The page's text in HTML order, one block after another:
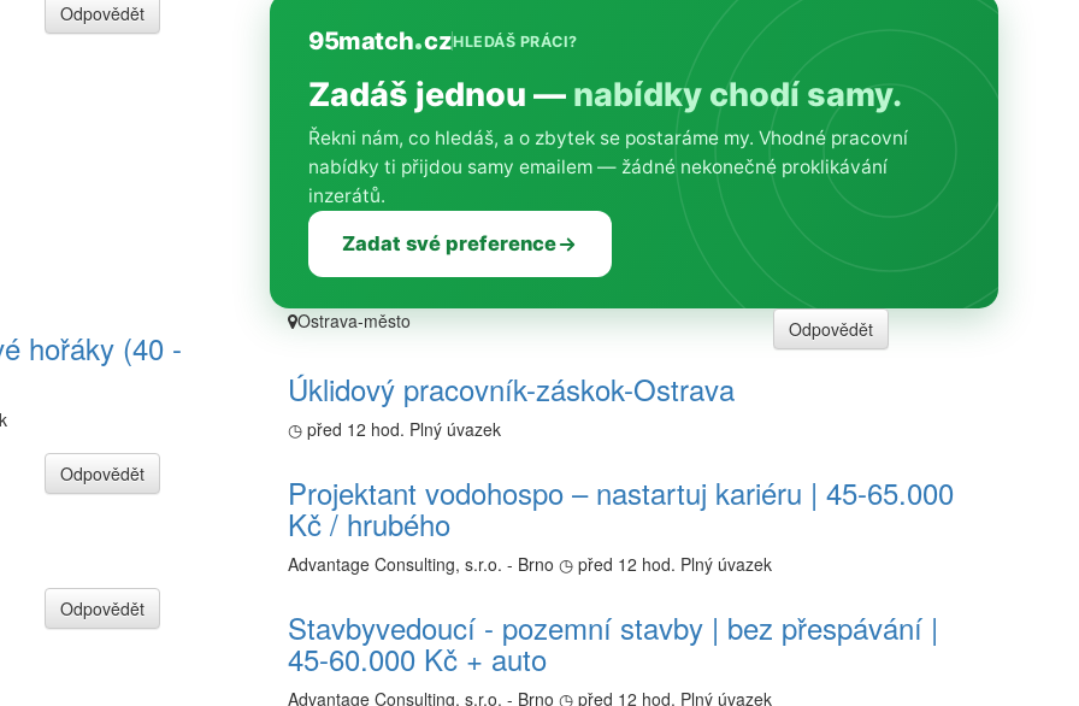
Odpovědět
95match czHLEDÁŠ PRÁCI?
Zadáš jednou — nabídky chodí samy.
Řekni nám, co hledáš, a o zbytek se postaráme my. Vhodné pracovní
nabídky ti přijdou samy emailem — žádné nekonečné proklikávání
inzerátů.
Zadat své preference
hořáky (40 -
Ostrava-město Odpovědět
Úklidový pracovník-záskok-Ostrava
◷ před 12 hod. Plný úvazek
Odpovědět Projektant vodohospo – nastartuj kariéru | 45-65.000
Kč / hrubého
Advantage Consulting, s.r.o. - Brno ◷ před 12 hod. Plný úvazek
Odpovědět Stavbyvedoucí - pozemní stavby | bez přespávání |
45-60.000 Kč + auto
Advantage Consulting, s.r.o. - Brno ◷ před 12 hod. Plný úvazek